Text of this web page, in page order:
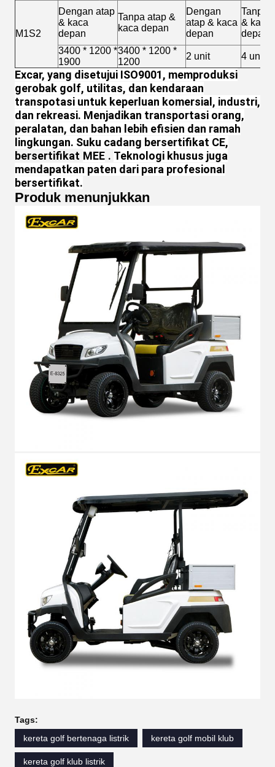
M1S2
Dengan atap
& kaca
depan
Tanpa atap &
kaca depan
Dengan
atap & kaca
depan
Tanpa
& kaca
depan
3400 * 1200 *
1900
3400 * 1200 *
1200
2 unit 4 unit
Excar, yang disetujui ISO9001, memproduksi
gerobak golf, utilitas, dan kendaraan
transpotasi untuk keperluan komersial, industri,
dan rekreasi. Menjadikan transportasi orang,
peralatan, dan bahan lebih efisien dan ramah
lingkungan. Suku cadang bersertifikat CE,
bersertifikat MEE . Teknologi khusus juga
mendapatkan paten dari para profesional
bersertifikat.
Produk menunjukkan
Tags:
kereta golf bertenaga listrik
kereta golf mobil klub
kereta golf klub listrik